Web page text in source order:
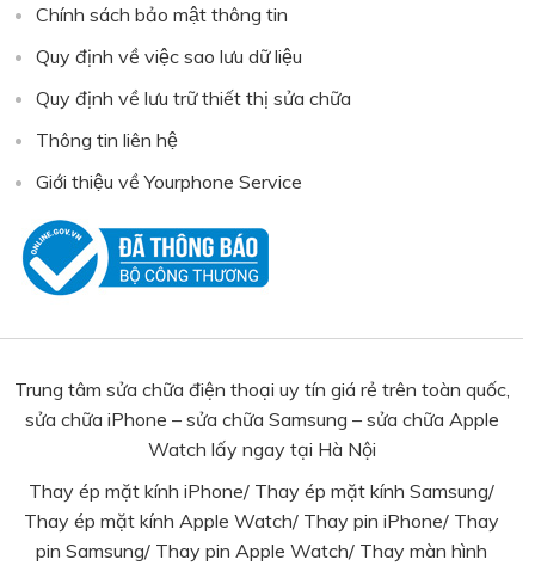
Chính sách bảo mật thông tin
Quy định về việc sao lưu dữ liệu
Quy định về lưu trữ thiết thị sửa chữa
Thông tin liên hệ
Giới thiệu về Yourphone Service
Trung tâm sửa chữa điện thoại uy tín giá rẻ trên toàn quốc,
sửa chữa iPhone – sửa chữa Samsung – sửa chữa Apple
Watch lấy ngay tại Hà Nội
Thay ép mặt kính iPhone/ Thay ép mặt kính Samsung/
Thay ép mặt kính Apple Watch/ Thay pin iPhone/ Thay
pin Samsung/ Thay pin Apple Watch/ Thay màn hình